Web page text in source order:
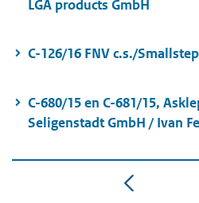
LGA products GmbH
C-126/16 FNV c.s./
C-680/15 en C-681/15,
Seligenstadt GmbH / Ivan